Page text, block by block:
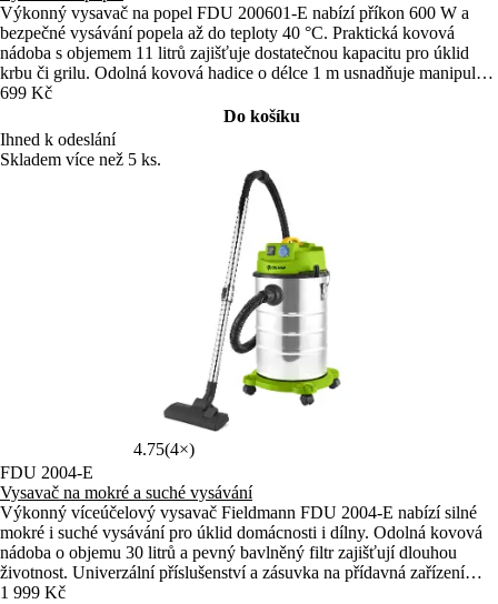
Výkonný vysavač na popel FDU 200601-E nabízí příkon 600 W a
bezpečné vysávání popela až do teploty 40 °C. Praktická kovová
nádoba s objemem 11 litrů zajišťuje dostatečnou kapacitu pro úklid
krbu či grilu. Odolná kovová hadice o délce 1 m usnadňuje manipulaci
a umožňuje pohodlné čištění i hůře dostupných míst.
699 Kč
Do košíku
Ihned k odeslání
Skladem více než 5 ks.
4.75(4×)
FDU 2004-E
Vysavač na mokré a suché vysávání
Výkonný víceúčelový vysavač Fieldmann FDU 2004‑E nabízí silné
mokré i suché vysávání pro úklid domácnosti i dílny. Odolná kovová
nádoba o objemu 30 litrů a pevný bavlněný filtr zajišťují dlouhou
životnost. Univerzální příslušenství a zásuvka na přídavná zařízení
rozšiřují možnosti použití.
1 999 Kč